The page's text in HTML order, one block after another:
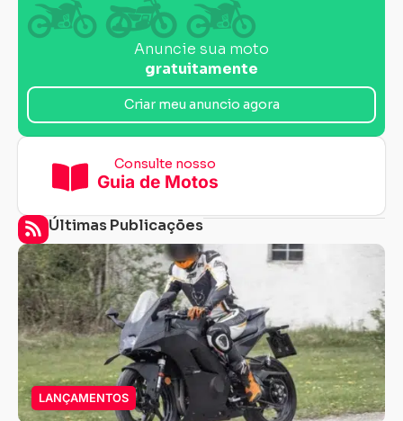
Anuncie sua moto
gratuitamente
Criar meu anuncio agora
Consulte nosso
Guia de Motos
Últimas Publicações
LANÇAMENTOS